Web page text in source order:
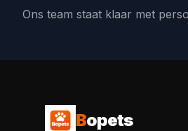
Ons team staat klaar met
Bopets